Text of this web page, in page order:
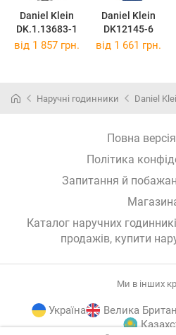
Daniel Klein
DK.1.13683-1
Daniel Klein
DK12145-6
від 1 857 грн. від 1 661 грн.
Наручні годинники Daniel
Повна
Політика
Запитання й
Каталог наручних
продажів, купити
Ми в інших
Україна Велика